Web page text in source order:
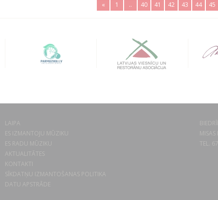
« 1 .. 40 41 42 43 44 45
LAIPA
ES IZMANTOJU MŪZIKU
ES RADU MŪZIKU
AKTUALITĀTES
KONTAKTI
SĪKDATŅU IZMANTOŠANAS POLITIKA
DATU APSTRĀDE
TEL.